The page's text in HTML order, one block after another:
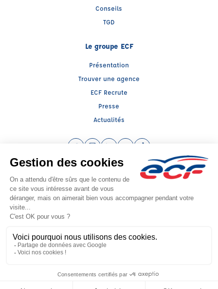
Conseils
TGD
Le groupe ECF
Présentation
Trouver une agence
ECF Recrute
Presse
Actualités
Instagram (nouvelle fenêtre)
LinkedIn (nouvelle fenêtre)
YouTube (nouvelle fenêtre)
TikTok (nouvelle
Raison sociale : EURL CALLEGARI - Capital social: 5000€
SIREN: 518776786 - Numéro de TVA intracommunautaire: FR 96 518776786
Agrément n°E0203201600
Siège social : 18, Avenue Hoche , AUCH (32000) - Représentant légal : Franck